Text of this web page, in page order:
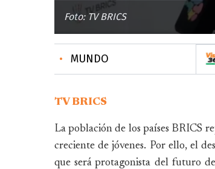
Foto: TV BRICS
• MUNDO
TV BRICS
La población de los países BRICS
creciente de jóvenes. Por ello, el
que será protagonista del futuro